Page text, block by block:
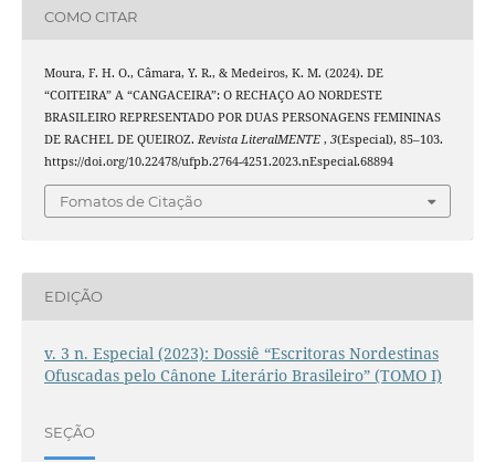
COMO CITAR
Moura, F. H. O., Câmara, Y. R., & Medeiros, K. M. (2024). DE
“COITEIRA” A “CANGACEIRA”: O RECHAÇO AO NORDESTE
BRASILEIRO REPRESENTADO POR DUAS PERSONAGENS FEMININAS
DE RACHEL DE QUEIROZ. Revista LiteralMENTE , 3(Especial), 85–103.
https://doi.org/10.22478/ufpb.2764-4251.2023.nEspecial.68894
Fomatos de Citação
EDIÇÃO
v. 3 n. Especial (2023): Dossiê “Escritoras Nordestinas
Ofuscadas pelo Cânone Literário Brasileiro” (TOMO I)
SEÇÃO